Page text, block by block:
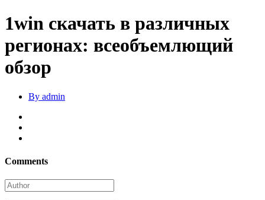
1win скачать в различных
регионах: всеобъемлющий
обзор
By admin
Comments